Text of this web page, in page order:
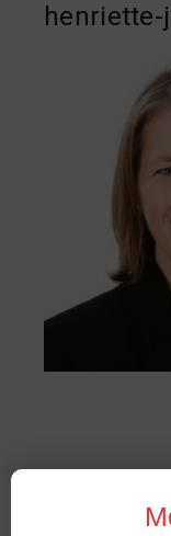
henriette-
Sommer